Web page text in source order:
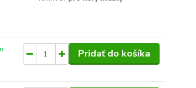
Pridať do košíka